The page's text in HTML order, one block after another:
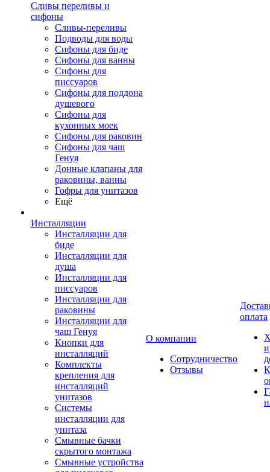
Сливы переливы и
сифоны
Сливы-переливы
Подводы для воды
Сифоны для биде
Сифоны для ванны
Сифоны для
писсуаров
Сифоны для поддона
душевого
Сифоны для
кухонных моек
Сифоны для раковин
Сифоны для чаш
Генуя
Донные клапаны для
раковины, ванны
Гофры для унитазов
Ещё
Инсталляции
Инсталляции для
биде
Инсталляции для
душа
Инсталляции для
писсуаров
Инсталляции для
раковины
Инсталляции для
чаш Генуя
Кнопки для
инсталляций
Комплекты
крепления для
инсталляций
унитазов
Системы
инсталляции для
унитаза
Смывные бачки
скрытого монтажа
Смывные устройства
О компании
Сотрудничество
Отзывы
оплата
и